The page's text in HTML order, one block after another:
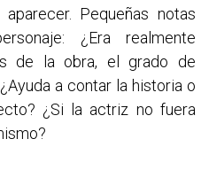
Pequeñas notas
¿Era realmente
de la obra, el grado de
a contar la historia o
¿Si la actriz no fuera